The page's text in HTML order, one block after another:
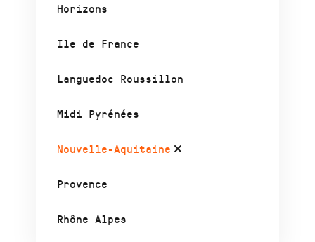
Horizons
Ile de France
Languedoc Roussillon
Midi Pyrénées
Nouvelle-Aquitaine
Provence
Rhône Alpes